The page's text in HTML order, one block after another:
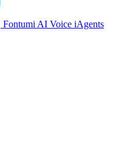
Fontumi AI Voice iAgents